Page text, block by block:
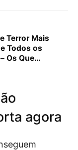
Terror Mais
Todos os
Os Que
agora